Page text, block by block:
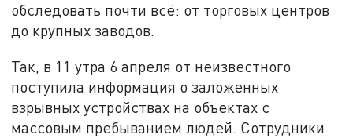
обследовать почти всё: от торговых центров
до крупных заводов.
Так, в 11 утра 6 апреля от неизвестного
поступила информация о заложенных
взрывных устройствах на объектах с
массовым пребыванием людей. Сотрудники